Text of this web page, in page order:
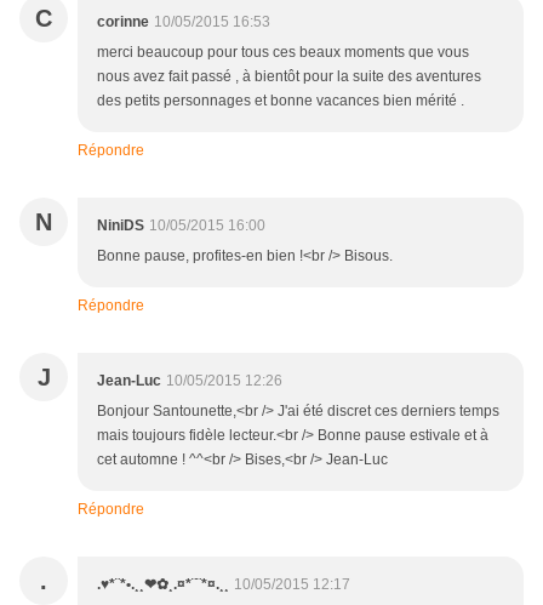
C corinne 10/05/2015 16:53
merci beaucoup pour tous ces beaux moments que vous
nous avez fait passé , à bientôt pour la suite des aventures
des petits personnages et bonne vacances bien mérité .
Répondre
N NiniDS 10/05/2015 16:00
Bonne pause, profites-en bien !<br /> Bisous.
Répondre
J Jean-Luc 10/05/2015 12:26
Bonjour Santounette,<br /> J'ai été discret ces derniers temps
mais toujours fidèle lecteur.<br /> Bonne pause estivale et à
cet automne ! ^^<br /> Bises,<br /> Jean-Luc
Répondre
. .♥*¨*•.¸¸❤✿¸.¤*¨¨*¤.¸¸
10/05/2015 12:17